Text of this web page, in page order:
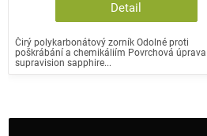
Detail
Čirý polykarbonátový zorník Odolné proti
poškrábání a chemikáliím Povrchová
supravision sapphire...